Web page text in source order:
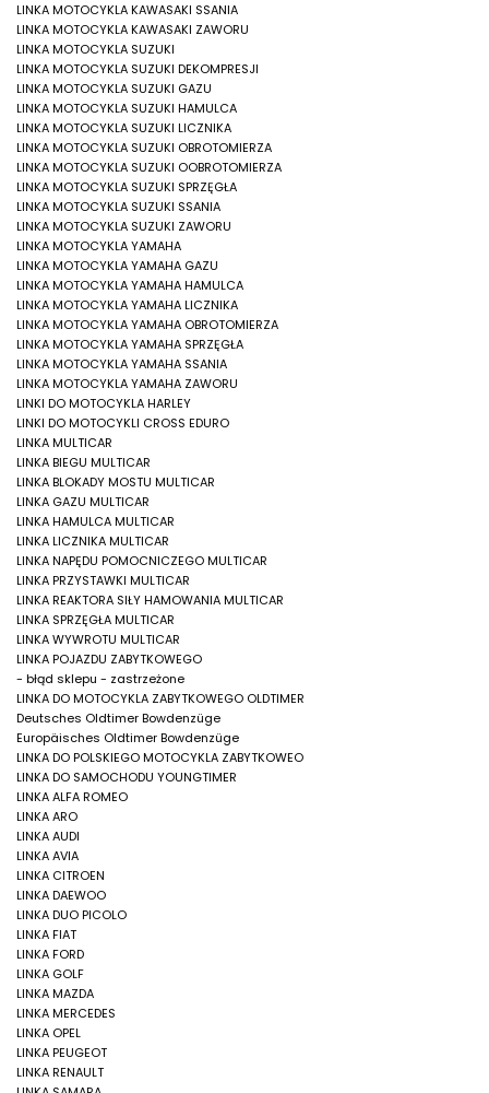
LINKA MOTOCYKLA KAWASAKI SSANIA
LINKA MOTOCYKLA KAWASAKI ZAWORU
LINKA MOTOCYKLA SUZUKI
LINKA MOTOCYKLA SUZUKI DEKOMPRESJI
LINKA MOTOCYKLA SUZUKI GAZU
LINKA MOTOCYKLA SUZUKI HAMULCA
LINKA MOTOCYKLA SUZUKI LICZNIKA
LINKA MOTOCYKLA SUZUKI OBROTOMIERZA
LINKA MOTOCYKLA SUZUKI OOBROTOMIERZA
LINKA MOTOCYKLA SUZUKI SPRZĘGŁA
LINKA MOTOCYKLA SUZUKI SSANIA
LINKA MOTOCYKLA SUZUKI ZAWORU
LINKA MOTOCYKLA YAMAHA
LINKA MOTOCYKLA YAMAHA GAZU
LINKA MOTOCYKLA YAMAHA HAMULCA
LINKA MOTOCYKLA YAMAHA LICZNIKA
LINKA MOTOCYKLA YAMAHA OBROTOMIERZA
LINKA MOTOCYKLA YAMAHA SPRZĘGŁA
LINKA MOTOCYKLA YAMAHA SSANIA
LINKA MOTOCYKLA YAMAHA ZAWORU
LINKI DO MOTOCYKLA HARLEY
LINKI DO MOTOCYKLI CROSS EDURO
LINKA MULTICAR
LINKA BIEGU MULTICAR
LINKA BLOKADY MOSTU MULTICAR
LINKA GAZU MULTICAR
LINKA HAMULCA MULTICAR
LINKA LICZNIKA MULTICAR
LINKA NAPĘDU POMOCNICZEGO MULTICAR
LINKA PRZYSTAWKI MULTICAR
LINKA REAKTORA SIŁY HAMOWANIA MULTICAR
LINKA SPRZĘGŁA MULTICAR
LINKA WYWROTU MULTICAR
LINKA POJAZDU ZABYTKOWEGO
- błąd sklepu - zastrzeżone
LINKA DO MOTOCYKLA ZABYTKOWEGO OLDTIMER
Deutsches Oldtimer Bowdenzüge
Europäisches Oldtimer Bowdenzüge
LINKA DO POLSKIEGO MOTOCYKLA ZABYTKOWEO
LINKA DO SAMOCHODU YOUNGTIMER
LINKA ALFA ROMEO
LINKA ARO
LINKA AUDI
LINKA AVIA
LINKA CITROEN
LINKA DAEWOO
LINKA DUO PICOLO
LINKA FIAT
LINKA FORD
LINKA GOLF
LINKA MAZDA
LINKA MERCEDES
LINKA OPEL
LINKA PEUGEOT
LINKA RENAULT